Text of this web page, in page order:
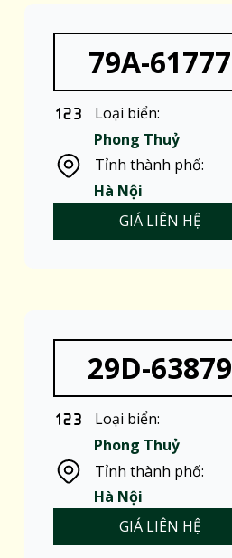
79A-61777
Loại biển:
Phong Thuỷ
Tỉnh thành phố:
Hà Nội
GIÁ LIÊN HỆ
29D-63879
Loại biển:
Phong Thuỷ
Tỉnh thành phố:
Hà Nội
GIÁ LIÊN HỆ